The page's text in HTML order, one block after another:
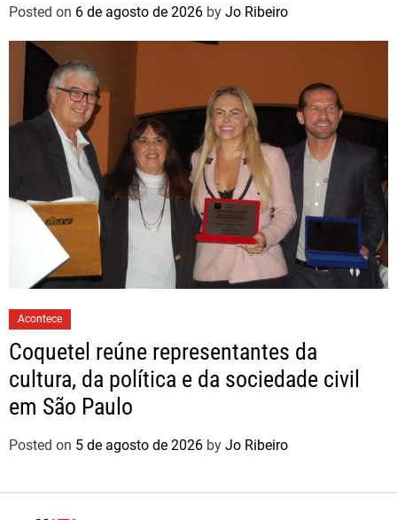
Posted on 6 de agosto de 2026 by Jo Ribeiro
Acontece
Coquetel reúne representantes da
cultura, da política e da sociedade civil
em São Paulo
Posted on 5 de agosto de 2026 by Jo Ribeiro